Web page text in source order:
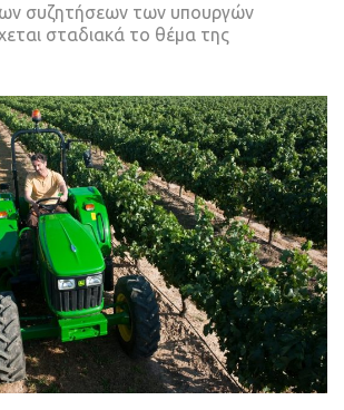
συζητήσεων των υπουργών
σταδιακά το θέμα της